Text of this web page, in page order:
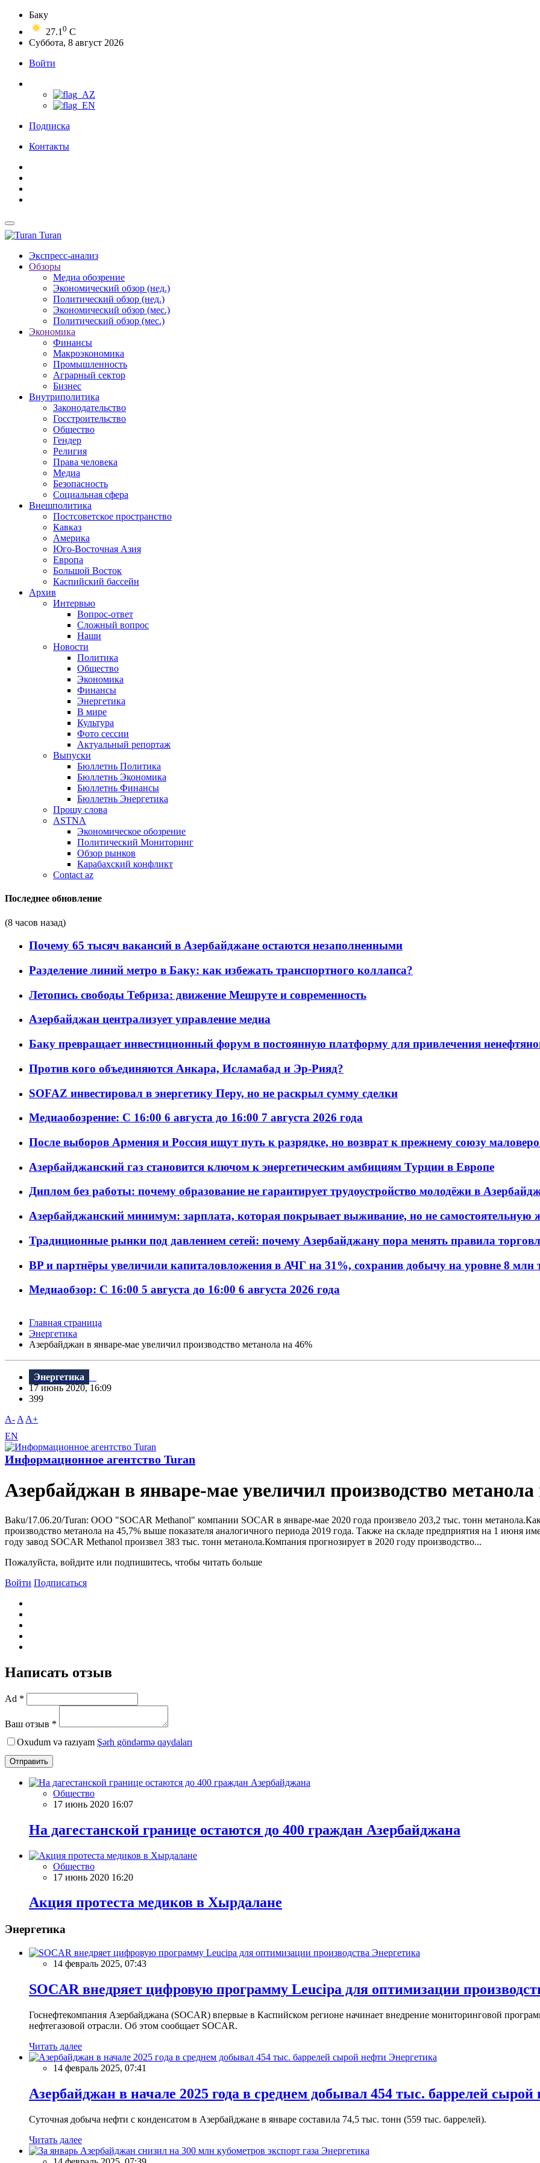
Баку
27.1 0 C
Суббота, 8 август 2026
Войти
Подписка
Контакты
Turan
Экспресс-анализ
Обзоры
Медиа обозрение
Экономический обзор (нед.)
Политический обзор (нед.)
Экономический обзор (мес.)
Политический обзор (мес.)
Экономика
Финансы
Макроэкономика
Промышленность
Аграрный сектор
Бизнес
Внутриполитика
Законодательство
Госстроительство
Общество
Гендер
Религия
Права человека
Медиа
Безопасность
Социальная сфера
Внешполитика
Постсоветское пространство
Кавказ
Америка
Юго-Восточная Азия
Европа
Большой Восток
Каспийский бассейн
Архив
Интервью
Вопрос-ответ
Сложный вопрос
Наши
Новости
Политика
Общество
Экономика
Финансы
Энергетика
В мире
Культура
Фото сессии
Актуальный репортаж
Выпуски
Бюллетнь Политика
Бюллетнь Экономика
Бюллетнь Финансы
Бюллетнь Энергетика
Прошу слова
ASTNA
Экономическое обозрение
Политический Мониторинг
Обзор рынков
Карабахский конфликт
Contact az
Последнее обновление
(8 часов назад)
Почему 65 тысяч вакансий в Азербайджане остаются незаполненными
Разделение линий метро в Баку: как избежать транспортного коллапса?
Летопись свободы Тебриза: движение Мешруте и современность
Азербайджан централизует управление медиа
Баку превращает инвестиционный форум в постоянную платформу для привлечения
Против кого объединяются Анкара, Исламабад и Эр-Рияд?
SOFAZ инвестировал в энергетику Перу, но не раскрыл сумму сделки
Медиаобозрение: С 16:00 6 августа до 16:00 7 августа 2026 года
После выборов Армения и Россия ищут путь к разрядке, но возврат к прежнему союзу
Азербайджанский газ становится ключом к энергетическим амбициям Турции в Европе
Диплом без работы: почему образование не гарантирует трудоустройство молодёжи в
Азербайджанский минимум: зарплата, которая покрывает выживание, но не самостоятельную
Традиционные рынки под давлением сетей: почему Азербайджану пора менять правила
BP и партнёры увеличили капиталовложения в АЧГ на 31%, сохранив добычу на уровне 8 млн
Медиаобзор: С 16:00 5 августа до 16:00 6 августа 2026 года
Главная страница
Энергетика
Азербайджан в январе-мае увеличил производство метанола на 46%
Энергетика
17 июнь 2020, 16:09
399
A- A A+
EN
Информационное агентство Turan
Азербайджан в январе-мае увеличил производство метанола
Baku/17.06.20/Turan: ООО "SOCAR Methanol" компании SOCAR в январе-мае 2020 года произвело 203,2 тыс. тонн
производство метанола на 45,7% выше показателя аналогичного периода 2019 года. Также на складе предприятия на 1 июня
году завод SOCAR Methanol произвел 383 тыс. тонн метанола.Компания прогнозирует в 2020 году производство...
Пожалуйста, войдите или подпишитесь, чтобы читать больше
Войти Подписаться
Написать отзыв
Ad *
Ваш отзыв *
Oxudum və razıyam Şərh göndərmə qaydaları
Отправить
Общество
17 июнь 2020 16:07
На дагестанской границе остаются до 400 граждан Азербайджана
Общество
17 июнь 2020 16:20
Акция протеста медиков в Хырдалане
Энергетика
Энергетика
14 февраль 2025, 07:43
SOCAR внедряет цифровую программу Leucipa для оптимизации
Госнефтекомпания Азербайджана (SOCAR) впервые в Каспийском регионе начинает внедрение мониторинговой
нефтегазовой отрасли. Об этом сообщает SOCAR.
Читать далее
Энергетика
14 февраль 2025, 07:41
Азербайджан в начале 2025 года в среднем добывал 454 тыс. баррелей сырой
Суточная добыча нефти с конденсатом в Азербайджане в январе составила 74,5 тыс. тонн (559 тыс. баррелей).
Читать далее
Энергетика